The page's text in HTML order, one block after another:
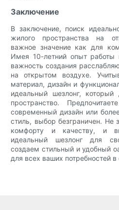
Заключение
В заключение, поиск
жилого пространства на
важное значение как для
Имея 10-летний опыт
важность создания
на открытом воздухе.
материал, дизайн и
идеальный шезлонг, который
пространство.
современный дизайн или
стиль, выбор безграничен. Не
комфорту и качеству, и
идеальный шезлонг для
создаем стильный и удобный
для всех ваших потребностей в